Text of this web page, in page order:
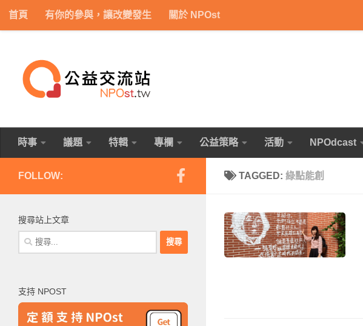
Skip to content
首頁 有你的參與，讓改變發生 關於 NPOst
時事 議題 特輯 專欄 公益策略 活動 NPOdcast
TAGGED: 綠點能創
FOLLOW:
搜尋站上文章
搜
尋
字:
支持 NPOST